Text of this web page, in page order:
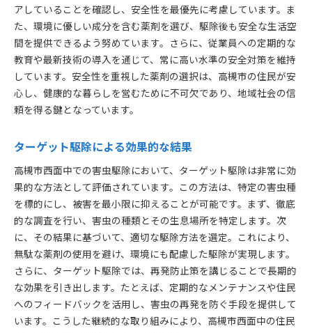
アしていることを確認し、安全性を最優先に考慮しています。ま
た、環境に優しい成分を含む薬剤を選び、駆除後も安全な生活空
間を提供できるよう努めています。さらに、従業員への定期的な
教育や最新技術の導入を通じて、常に高い水準の安全対策を維持
しています。安全性を重視した薬剤の選択は、高槻市の住民が安
心し、健康的な暮らしを営むために不可欠であり、地域社会の信
頼を得る鍵となっています。
ターゲット駆除による効果的な結果
高槻市西面中での害虫駆除において、ターゲット駆除は非常に効
果的な方法として評価されています。この方法は、特定の害虫種
を標的にし、被害を最小限に抑えることが可能です。まず、徹底
的な調査を行い、害虫の種類とその生息場所を特定します。次
に、その結果に基づいて、適切な駆除方法を選定。これにより、
無駄な薬剤の使用を避け、環境にも配慮した駆除が実現します。
さらに、ターゲット駆除では、再発防止策を講じることで長期的
な効果を引き出します。たとえば、定期的なメンテナンスや住民
へのフィードバックを活用し、害虫の再発を防ぐ手段を提供して
います。こうした継続的な取り組みにより、高槻市西面中の住民